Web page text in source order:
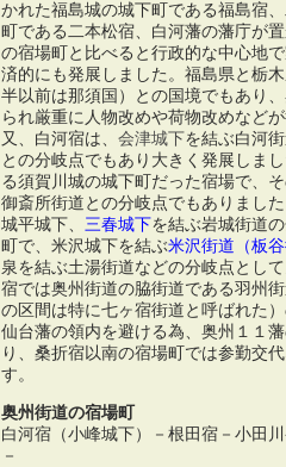
かれた福島城の城下町である福島宿
町である二本松宿、白河藩の藩庁が
の宿場町と比べると行政的な中心地
済的にも発展しました。福島県と栃
半以前は那須国）との国境でもあり
られ厳重に人物改めや荷物改めなど
又、白河宿は、 会津城下を結ぶ白河
との分岐点でもあり大きく発展しま
る須賀川城の城下町だった宿場で、
御斎所街道との分岐点でもありまし
城平城下、 三春城下を結ぶ岩城街道
町で、米沢城下を結ぶ米沢街道（板
泉を結ぶ土湯街道などの分岐点とし
宿では奥州街道の脇街道である羽州
の区間は特に七ヶ宿街道と呼ばれた
仙台藩の領内を避ける為、奥州１１
り、桑折宿以南の宿場町では参勤交
す。
奥州街道の宿場町
白河宿（小峰城下）－根田宿－小田
－